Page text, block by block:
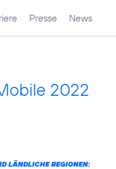
Presse News
2022
LÄNDLICHE REGIONEN: